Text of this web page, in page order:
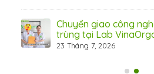
Chuyển giao công
trùng tại Lab
23 Tháng 7, 2026